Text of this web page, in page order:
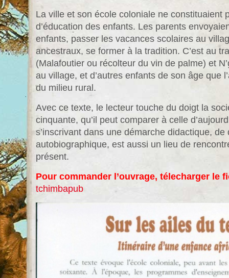
La ville et son école coloniale ne constituaient
d’éducation des enfants. Les parents
enfants, passer les vacances scolaires au
ancestraux, se former à la tradition. C’est au
(Malafoutier ou récolteur du vin de palme) et
au village, et d’autres enfants de son âge que
du milieu rural.
Avec ce texte, le lecteur touche du doigt la
cinquante, qu’il peut comparer à celle
s’inscrivant dans une démarche didactique, de
autobiographique, est aussi un lieu de
présent.
Pour commander l’ouvrage, télecharger le
tchimbapub